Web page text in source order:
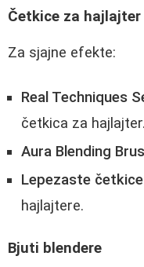
Četkice za hajlajter
Za sjajne efekte:
Real Techniques
četkica za hajlajter.
Aura Blending
Lepezaste četkice
hajlajtere.
Bjuti blendere